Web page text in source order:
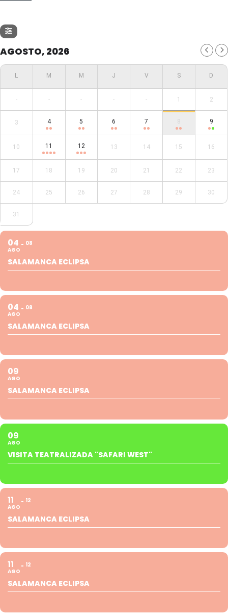
AGOSTO, 2026
- - - - - 1 2
3 4 5 6 7 8 9
10 11 12 13 14 15 16
17 18 19 20 21 22 23
24 25 26 27 28 29 30
31
04
AGO
08
SALAMANCA ECLIPSA
04
AGO
08
SALAMANCA ECLIPSA
09
AGO
SALAMANCA ECLIPSA
09
AGO
VISITA TEATRALIZADA "SAFARI WEST"
11
AGO
12
SALAMANCA ECLIPSA
11
AGO
12
SALAMANCA ECLIPSA